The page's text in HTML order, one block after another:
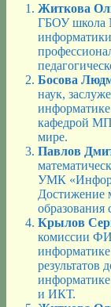
Житкова
ГБОУ школа
Босова
наук,
кафедрой
мире.
Павлов
УМК
Достижение
образования
Крылов
комиссии
результатов
и ИКТ.